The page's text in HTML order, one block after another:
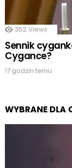
352 Views
Sennik
Cygance?
17 godzin temu
WYBRANE DLA